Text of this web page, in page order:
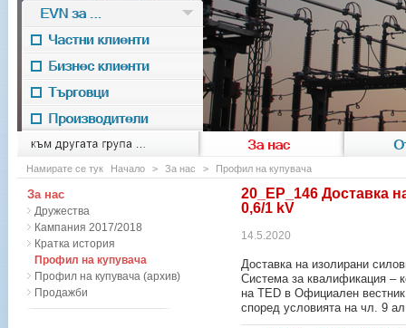
към другата група ... За нас
EVN for
EVN за ...
Частни клиенти
Бизнес клиенти
Търговци
Производители
Намирате се тук Начало > За нас > Профил на купувача
20_ЕР_146 Доставка
0,6/1 kV
14.5.2020
Доставка на изолирани
Система за квалификация –
на TED в Официален
според условията на чл. 9
За нас
Дружества
Кампания 2017/2018
Кратка история
Профил на купувача
Профил на купувача (архив)
Продажби